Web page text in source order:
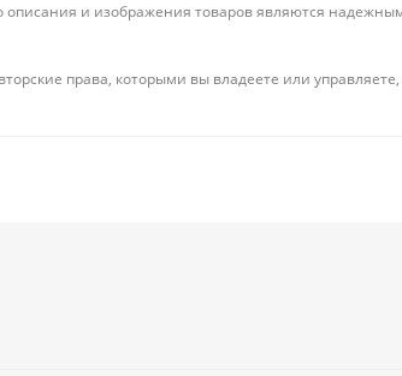
описания и изображения товаров являются
права, которыми вы владеете или